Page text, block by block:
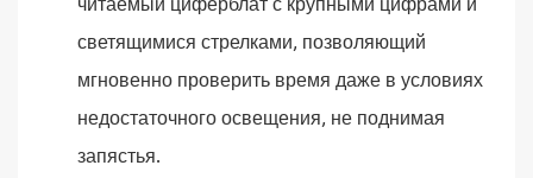
читаемый циферблат с крупными цифрами и
светящимися стрелками, позволяющий
мгновенно проверить время даже в условиях
недостаточного освещения, не поднимая
запястья.